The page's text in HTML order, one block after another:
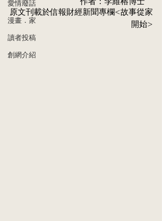
愛情廢話
漫畫．家
讀者投稿
創網介紹
原⽂刊載於信報財經新聞專欄<故事從家
開始>